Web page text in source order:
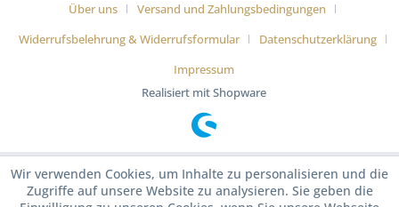
Über uns
Versand und Zahlungsbedingungen
Widerrufsbelehrung & Widerrufsformular
Datenschutzerklärung
Impressum
Realisiert mit Shopware
Wir verwenden Cookies, um Inhalte zu personalisieren und die
Zugriffe auf unsere Website zu analysieren. Sie geben die